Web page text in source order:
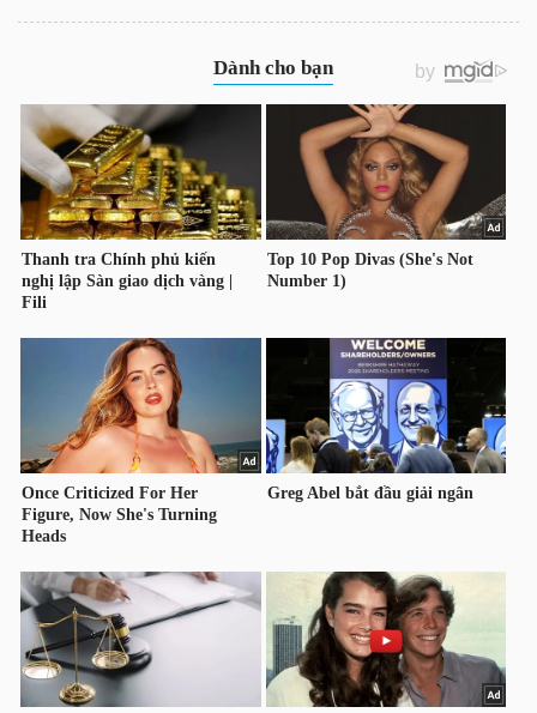
TIÊU
DÙNG
THIẾT
YẾU
CHĂM
SÓC
SỨC
KHỎE
TÀI
CHÍNH